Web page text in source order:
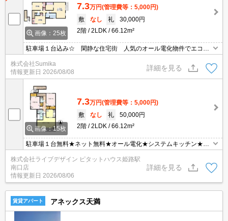
画像：25枚
7.3万円(管理費等：5,000円)
敷
なし 礼
30,000円
2階
2LDK 66.12m²
駐車場１台込み☆ 閑静な住宅街 人気のオール電化物件でエコ生
活しませんか♪
株式会社Sumika
情報更新日 2026/08/08
詳細を見る
画像：15枚
7.3万円(管理費等：5,000円)
敷
なし 礼
50,000円
2階
2LDK 66.12m²
駐車場１台無料★ネット無料★オール電化★システムキッチン★浴
室乾燥★
株式会社ライブデザイン ピタットハウス姫路駅
南口店
情報更新日 2026/08/06
詳細を見る
賃貸アパート アネックス天満